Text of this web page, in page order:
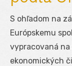
S ohľadom na
Európskemu
vypracovaná
ekonomických